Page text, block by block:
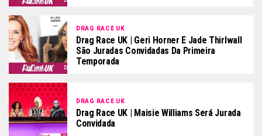
DRAG RACE UK
Drag Race UK | Geri Horner E Jade Thirlwall
São Juradas Convidadas Da Primeira
Temporada
DRAG RACE UK
Drag Race UK | Maisie Williams Será Jurada
Convidada